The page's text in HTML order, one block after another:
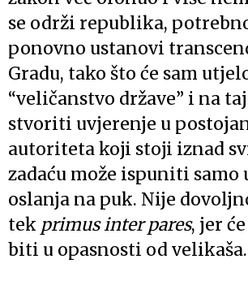
se održi republika,
ponovno ustanovi
Gradu, tako što će sam
“veličanstvo države” i na
stvoriti uvjerenje u
autoriteta koji stoji iznad
zadaću može ispuniti samo
oslanja na puk. Nije
tek primus inter pares, jer
biti u opasnosti od velikaša.